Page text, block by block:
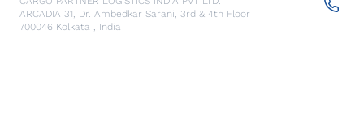
ARCADIA 31, Dr. Ambedkar Sarani, 3rd & 4th Floor
700046 Kolkata , India